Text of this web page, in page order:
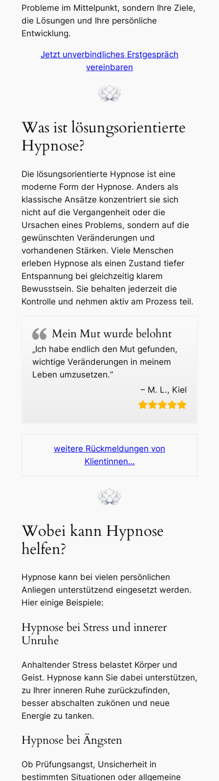
Probleme im Mittelpunkt, sondern Ihre Ziele,
die Lösungen und Ihre persönliche
Entwicklung.
Jetzt unverbindliches Erstgespräch
vereinbaren
Was ist lösungsorientierte
Hypnose?
Die lösungsorientierte Hypnose ist eine
moderne Form der Hypnose. Anders als
klassische Ansätze konzentriert sie sich
nicht auf die Vergangenheit oder die
Ursachen eines Problems, sondern auf die
gewünschten Veränderungen und
vorhandenen Stärken. Viele Menschen
erleben Hypnose als einen Zustand tiefer
Entspannung bei gleichzeitig klarem
Bewusstsein. Sie behalten jederzeit die
Kontrolle und nehmen aktiv am Prozess teil.
Mein Mut wurde belohnt
„Ich habe endlich den Mut gefunden,
wichtige Veränderungen in meinem
Leben umzusetzen.“
– M. L., Kiel
weitere Rückmeldungen von
Klientinnen…
Wobei kann Hypnose
helfen?
Hypnose kann bei vielen persönlichen
Anliegen unterstützend eingesetzt werden.
Hier einige Beispiele:
Hypnose bei Stress und innerer
Unruhe
Anhaltender Stress belastet Körper und
Geist. Hypnose kann Sie dabei unterstützen,
zu Ihrer inneren Ruhe zurückzufinden,
besser abschalten zukönen und neue
Energie zu tanken.
Hypnose bei Ängsten
Ob Prüfungsangst, Unsicherheit in
bestimmten Situationen oder allgemeine